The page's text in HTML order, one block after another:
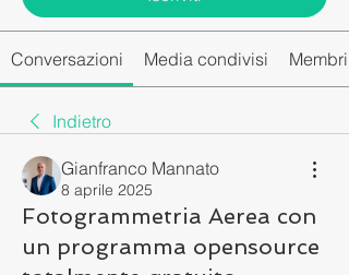
Conversazioni Media condivisi
Indietro
Gianfranco Mannato
8 aprile 2025
Fotogrammetria Aerea con
un programma opensource